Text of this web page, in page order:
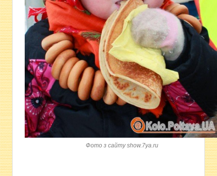
Фото з сайту show.7ya.ru